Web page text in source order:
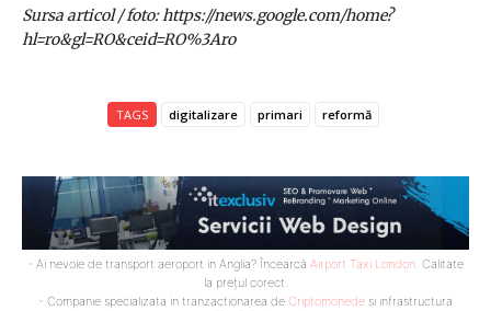
Sursa articol / foto: https://news.google.com/home?
hl=ro&gl=RO&ceid=RO%3Aro
TAGS digitalizare primari reformă
- Ai nevoie de transport aeroport in Anglia? Încearcă Airport Taxi London. Calitate
la prețul corect.
- Companie specializata in tranzactionarea de Criptomonede si infrastructura